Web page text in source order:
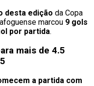
desta edição da Copa
marcou 9 gols
por partida.
mais de 4.5
a partida com